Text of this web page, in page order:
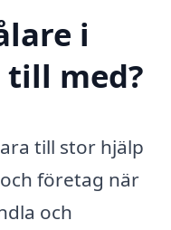
i
till med?
till stor hjälp
företag när
och